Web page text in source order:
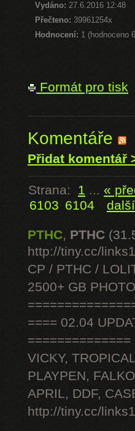
Vydáno: 27.6.2016 12:48
Přečteno:39961254x
Hodnocení: 1 (hodnoceno
Formát pro tisk
Komentáře
Přidat komentář
Strana: 1 ... «
6103 6104
PTHC, PTHC
http://tiny.cc/
CP / PTHC /
2500+ GB
==== 02.04
==============
VICKY,
PLAYPEN,
APRIL, DDF,
http://tiny.cc/